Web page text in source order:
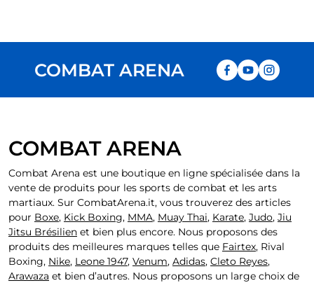
COMBAT ARENA Facebook
Youtube
COMBAT ARENA
Combat Arena est une boutique en ligne spécialisée dans la
vente de produits pour les sports de combat et les arts
martiaux. Sur CombatArena.it, vous trouverez des articles
pour Boxe, Kick Boxing, MMA, Muay Thai, Karate, Judo, Jiu
Jitsu Brésilien et bien plus encore. Nous proposons des
produits des meilleures marques telles que Fairtex, Rival
Boxing, Nike, Leone 1947, Venum, Adidas, Cleto Reyes,
Arawaza et bien d’autres. Nous proposons un large choix de